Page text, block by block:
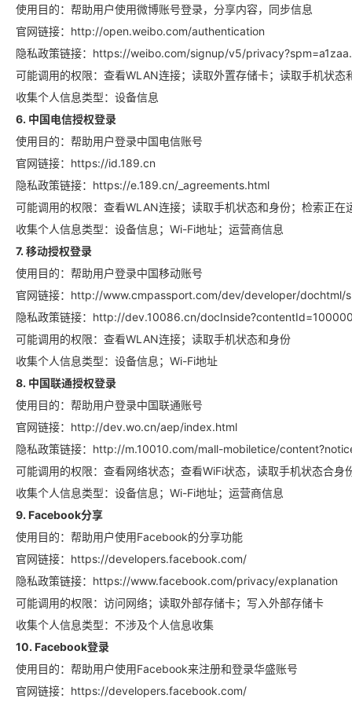
使用目的：帮助用户使用微博账号登录，分享内容，同步信息
官网链接：http://open.weibo.com/authentication
隐私政策链接：https://weibo.com/signup/v5/
可能调用的权限：查看WLAN连接；读取外置存储卡；读取手机状态
收集个人信息类型：设备信息
6. 中国电信授权登录
使用目的：帮助用户登录中国电信账号
官网链接：https://id.189.cn
隐私政策链接：https://e.189.cn/_agreements.html
可能调用的权限：查看WLAN连接；读取手机状态和身份；检索正在
收集个人信息类型：设备信息；Wi-Fi地址；运营商信息
7. 移动授权登录
使用目的：帮助用户登录中国移动账号
官网链接：http://www.cmpassport.com/dev/developer/dochtml/
隐私政策链接：http://dev.10086.cn/
可能调用的权限：查看WLAN连接；读取手机状态和身份
收集个人信息类型：设备信息；Wi-Fi地址
8. 中国联通授权登录
使用目的：帮助用户登录中国联通账号
官网链接：http://dev.wo.cn/aep/index.html
隐私政策链接：http://m.10010.com/mall-mobiletice/
可能调用的权限：查看网络状态；查看WiFi状态，读取手机状态合身
收集个人信息类型：设备信息；Wi-Fi地址；运营商信息
9. Facebook分享
使用目的：帮助用户使用Facebook的分享功能
官网链接：https://developers.facebook.com/
隐私政策链接：https://www.facebook.com/privacy/explanation
可能调用的权限：访问网络；读取外部存储卡；写入外部存储卡
收集个人信息类型：不涉及个人信息收集
10. Facebook登录
使用目的：帮助用户使用Facebook来注册和登录华盛账号
官网链接：https://developers.facebook.com/